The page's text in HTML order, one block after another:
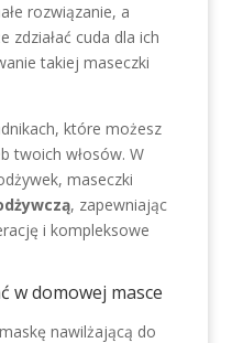
rozwiązanie, a
zdziałać cuda dla ich
takiej maseczki
które możesz
twoich włosów. W
maseczki
, zapewniając
i kompleksowe
w domowej masce
nawilżającą do